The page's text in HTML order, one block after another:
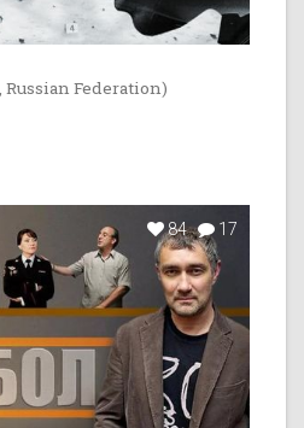
Russian Federation)
84 17